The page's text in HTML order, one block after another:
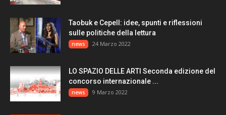
Taobuk e Cepell: idee, spunti e riflessioni
sulle politiche della lettura
news 24 Marzo 2022
LO SPAZIO DELLE ARTI Seconda edizione del
concorso internazionale ...
news 9 Marzo 2022